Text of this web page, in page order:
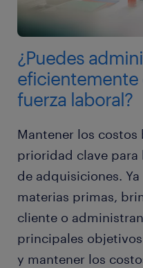
¿Puedes
eficientemente
fuerza laboral?
Mantener los
prioridad clave para
de adquisiciones.
materias primas,
cliente o
principales
y mantener los